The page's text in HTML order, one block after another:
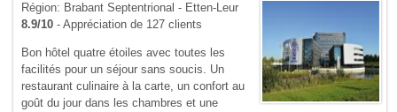
Région: Brabant Septentrional - Etten-Leur
8.9/10- Appréciation de 127 clients
Bon hôtel quatre étoiles avec toutes les
facilités pour un séjour sans soucis. Un
restaurant culinaire à la carte, un confort au
goût du jour dans les chambres et une